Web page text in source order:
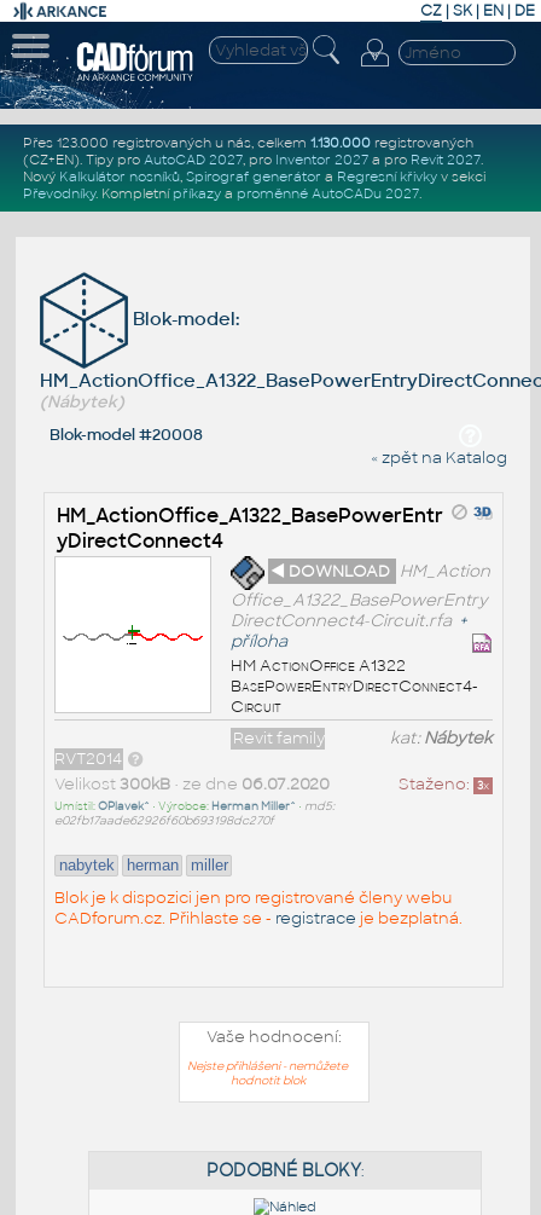
CZ | SK| EN | DE
Přes 123.000 registrovaných u nás, celkem 1.130.000registrovaných
(CZ+EN). Tipy pro AutoCAD 2027, pro Inventor 2027a pro Revit 2027.
Nový Kalkulátor nosníků, Spirograf generátor a Regresní křivkyv sekci
Převodníky. Kompletní příkazya proměnné AutoCADu 2027.
Blok-model:
(Nábytek)
Blok-model #20008
« zpět na Katalog
HM_ActionOffice_A1322_BasePowerEntr
yDirectConnect4
◄ DOWNLOAD HM_Action
Office_A1322_BasePowerEntry
DirectConnect4-Circuit.rfa +
příloha
HM ActionOffice A1322
BasePowerEntryDirectConnect4-
Circuit
kat:Nábytek
Revit family
RVT2014
Staženo: 3x
Velikost300kB• ze dne 06.07.2020
Umístil:OPlavek^ • Výrobce: Herman Miller^ • md5:
e02fb17aade62926f60b693198dc270f
nabytek herman miller
Blok je k dispozici jen pro registrované členy webu
CADforum.cz. Přihlaste se - registrace je bezplatná.
Vaše hodnocení:
Nejste přihlášeni - nemůžete
hodnotit blok